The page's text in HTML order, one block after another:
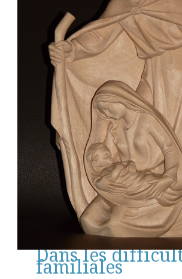
Dans les
familiales